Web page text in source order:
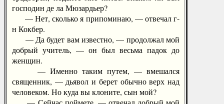
господин де ла Мюзардьер?
— Нет, сколько я припоминаю, — отвечал г-
н Кокбер.
— Да будет вам известно, — продолжал мой
добрый учитель, — он был весьма падок до
женщин.
— Именно таким путем, — вмешался
священник, — дьявол и берет обычно верх над
человеком. Но куда вы клоните, сын мой?